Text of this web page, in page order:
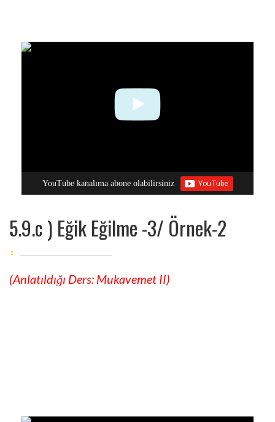
YouTube kanalıma abone olabilirsiniz
5.9.c ) Eğik Eğilme -3/ Örnek-2
(Anlatıldığı Ders: Mukavemet II)